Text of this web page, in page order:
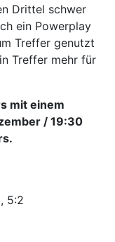
Drittel schwer
ein Powerplay
Treffer genutzt
Treffer mehr für
mit einem
/ 19:30
5:2